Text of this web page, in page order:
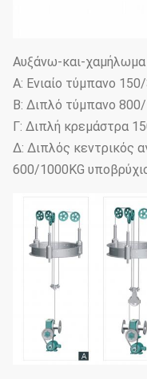
Αυξάνω-και-
Α: Ενιαίο τύμπανο
Β: Διπλό τύμπανο
Γ: Διπλή κρεμάστρα
Δ: Διπλός κεντρικός
600/1000KG